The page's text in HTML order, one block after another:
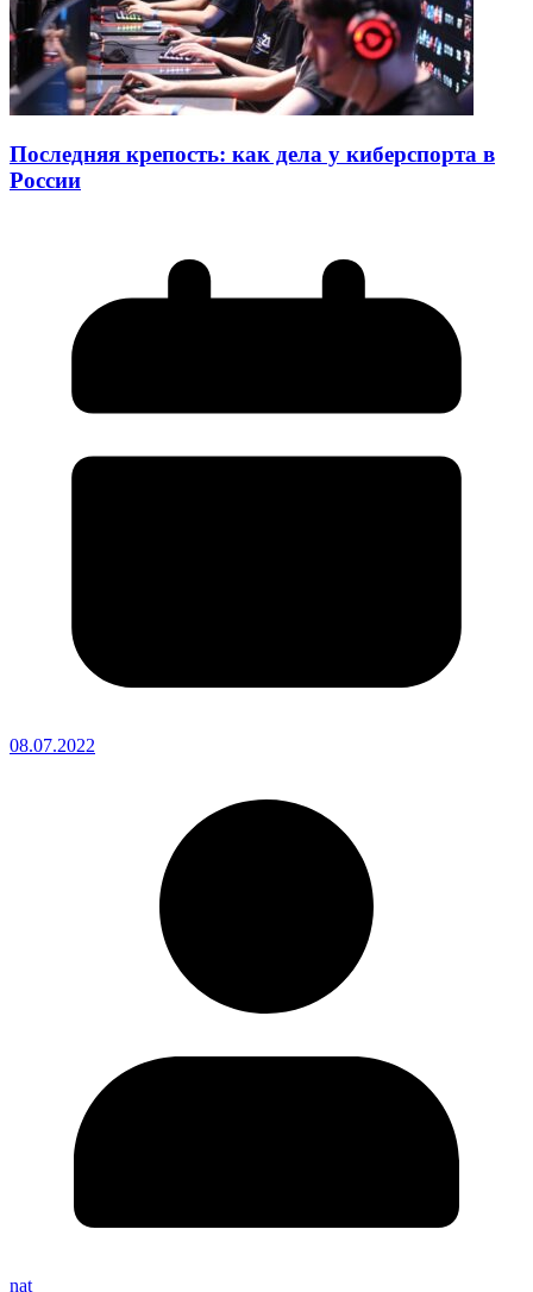
Последняя крепость: как дела у киберспорта в
России
08.07.2022
nat